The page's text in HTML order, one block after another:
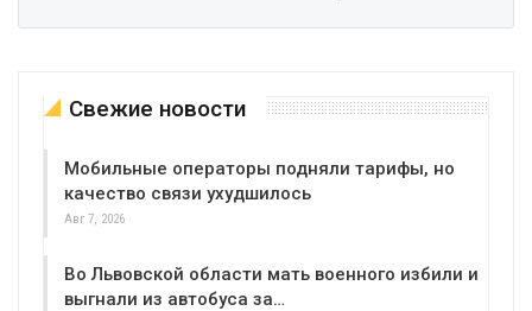
Свежие новости
Мобильные операторы подняли тарифы, но
качество связи ухудшилось
Авг 7, 2026
Во Львовской области мать военного избили и
выгнали из автобуса за…